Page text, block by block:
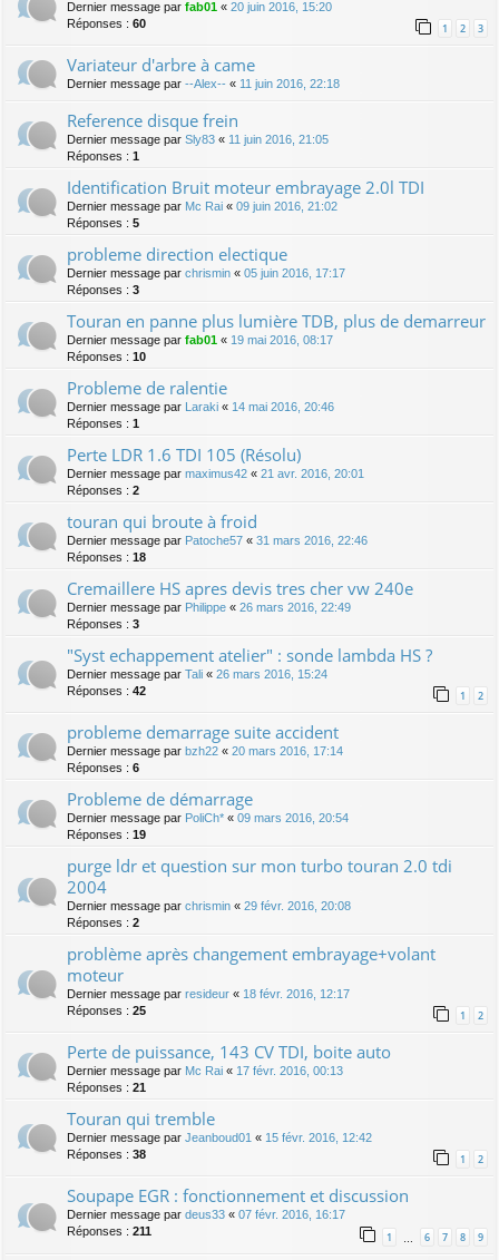
Dernier message par fab01 « 20 juin 2016, 15:20
Réponses : 60 1 2 3
Variateur d'arbre à came
Dernier message par --Alex-- « 11 juin 2016, 22:18
Reference disque frein
Dernier message par Sly83 « 11 juin 2016, 21:05
Réponses : 1
Identification Bruit moteur embrayage 2.0l TDI
Dernier message par Mc Rai « 09 juin 2016, 21:02
Réponses : 5
probleme direction electique
Dernier message par chrismin « 05 juin 2016, 17:17
Réponses : 3
Touran en panne plus lumière TDB, plus de demarreur
Dernier message par fab01 « 19 mai 2016, 08:17
Réponses : 10
Probleme de ralentie
Dernier message par Laraki « 14 mai 2016, 20:46
Réponses : 1
Perte LDR 1.6 TDI 105 (Résolu)
Dernier message par maximus42 « 21 avr. 2016, 20:01
Réponses : 2
touran qui broute à froid
Dernier message par Patoche57 « 31 mars 2016, 22:46
Réponses : 18
Cremaillere HS apres devis tres cher vw 240e
Dernier message par Philippe « 26 mars 2016, 22:49
Réponses : 3
"Syst echappement atelier" : sonde lambda HS ?
Dernier message par Tali « 26 mars 2016, 15:24
Réponses : 42 1 2
probleme demarrage suite accident
Dernier message par bzh22 « 20 mars 2016, 17:14
Réponses : 6
Probleme de démarrage
Dernier message par PoliCh* « 09 mars 2016, 20:54
Réponses : 19
purge ldr et question sur mon turbo touran 2.0 tdi
2004
Dernier message par chrismin « 29 févr. 2016, 20:08
Réponses : 2
problème après changement embrayage+volant
moteur
Dernier message par resideur « 18 févr. 2016, 12:17
Réponses : 25 1 2
Perte de puissance, 143 CV TDI, boite auto
Dernier message par Mc Rai « 17 févr. 2016, 00:13
Réponses : 21
Touran qui tremble
Dernier message par Jeanboud01 « 15 févr. 2016, 12:42
Réponses : 38 1 2
Soupape EGR : fonctionnement et discussion
Dernier message par deus33 « 07 févr. 2016, 16:17
Réponses : 211 1 6 7 8 9